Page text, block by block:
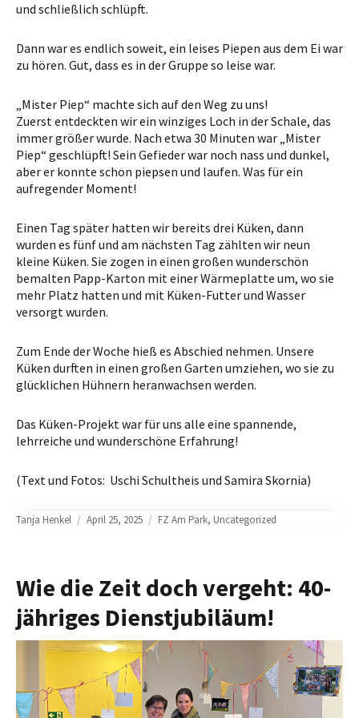
und schließlich schlüpft.
Dann war es endlich soweit, ein leises Piepen aus dem Ei war
zu hören. Gut, dass es in der Gruppe so leise war.
„Mister Piep“ machte sich auf den Weg zu uns!
Zuerst entdeckten wir ein winziges Loch in der Schale, das
immer größer wurde. Nach etwa 30 Minuten war „Mister
Piep“ geschlüpft! Sein Gefieder war noch nass und dunkel,
aber er konnte schon piepsen und laufen. Was für ein
aufregender Moment!
Einen Tag später hatten wir bereits drei Küken, dann
wurden es fünf und am nächsten Tag zählten wir neun
kleine Küken. Sie zogen in einen großen wunderschön
bemalten Papp-Karton mit einer Wärmeplatte um, wo sie
mehr Platz hatten und mit Küken-Futter und Wasser
versorgt wurden.
Zum Ende der Woche hieß es Abschied nehmen. Unsere
Küken durften in einen großen Garten umziehen, wo sie zu
glücklichen Hühnern heranwachsen werden.
Das Küken-Projekt war für uns alle eine spannende,
lehrreiche und wunderschöne Erfahrung!
(Text und Fotos: Uschi Schultheis und Samira Skornia)
Author
Tanja Henkel
Posted
April 25, 2025 Categories
FZ Am Park, Uncategorized
Wie die Zeit doch vergeht: 40-
jähriges Dienstjubiläum!